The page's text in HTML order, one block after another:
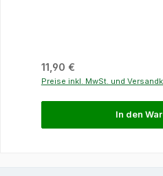
Regulärer Preis:
11,90 €
Preise inkl. MwSt. und
In den